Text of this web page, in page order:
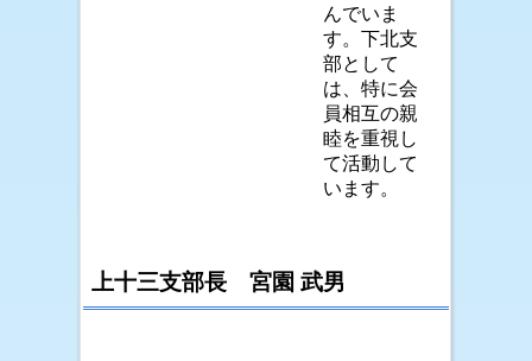
んでいま
す。下北支
部として
は、特に会
員相互の親
睦を重視し
て活動して
います。
上十三支部長 宮園 武男